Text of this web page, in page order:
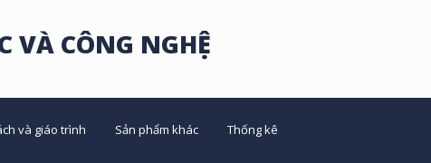
VÀ CÔNG NGHỆ
và giáo trình Sản phẩm khác Thống kê